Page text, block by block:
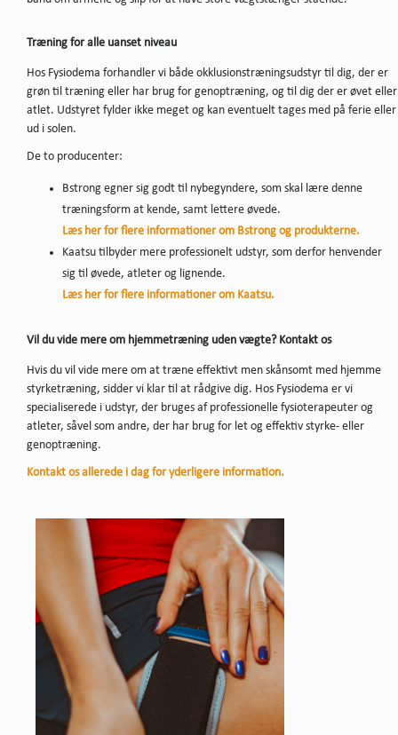
Træning for alle uanset niveau
Hos Fysiodema forhandler vi både okklusionstræningsudstyr til dig, der er
grøn til træning eller har brug for genoptræning, og til dig der er øvet eller
atlet. Udstyret fylder ikke meget og kan eventuelt tages med på ferie eller
ud i solen.
De to producenter:
Bstrong egner sig godt til nybegyndere, som skal lære denne
træningsform at kende, samt lettere øvede.
Læs her for flere informationer om Bstrong og produkterne.
Kaatsu tilbyder mere professionelt udstyr, som derfor henvender
sig til øvede, atleter og lignende.
Læs her for flere informationer om Kaatsu.
Vil du vide mere om hjemmetræning uden vægte? Kontakt os
Hvis du vil vide mere om at træne effektivt men skånsomt med hjemme
styrketræning, sidder vi klar til at rådgive dig. Hos Fysiodema er vi
specialiserede i udstyr, der bruges af professionelle fysioterapeuter og
atleter, såvel som andre, der har brug for let og effektiv styrke- eller
genoptræning.
Kontakt os allerede i dag for yderligere information.